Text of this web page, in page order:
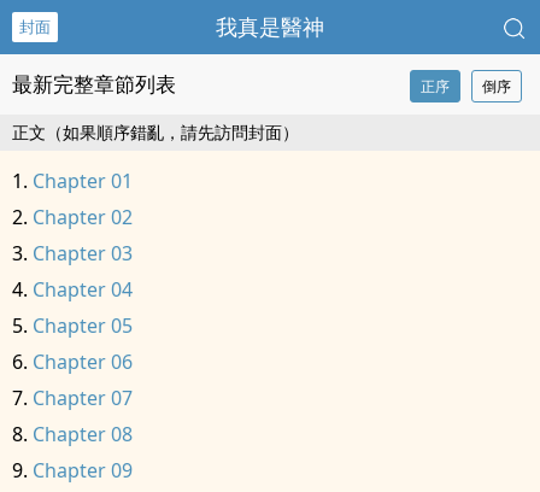
封面 我真是醫神
最新完整章節列表 正序 倒序
正文（如果順序錯亂，請先訪問封面）
Chapter 01
Chapter 02
Chapter 03
Chapter 04
Chapter 05
Chapter 06
Chapter 07
Chapter 08
Chapter 09